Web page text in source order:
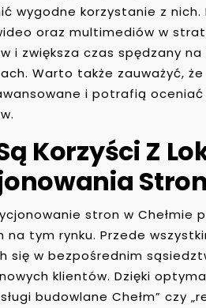
wygodne korzystanie z
oraz multimediów w
i zwiększa czas spędzany
Warto także zauważyć,
i potrafią
Korzyści Z
stron w Chełmie
na tym rynku. Przede
się w bezpośrednim
klientów. Dzięki
budowlane Chełm” czy